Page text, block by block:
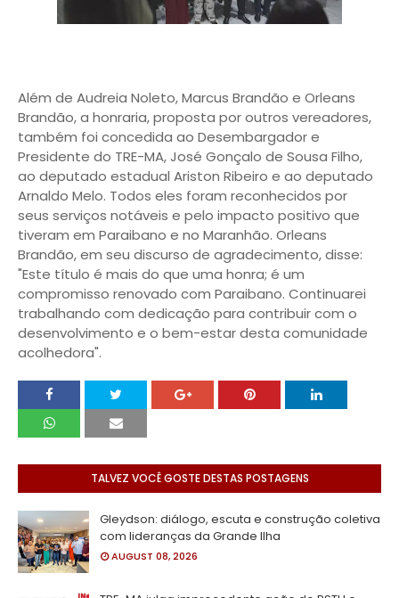
Além de Audreia Noleto, Marcus Brandão e Orleans
Brandão, a honraria, proposta por outros vereadores,
também foi concedida ao Desembargador e
Presidente do TRE-MA, José Gonçalo de Sousa Filho,
ao deputado estadual Ariston Ribeiro e ao deputado
Arnaldo Melo. Todos eles foram reconhecidos por
seus serviços notáveis e pelo impacto positivo que
tiveram em Paraibano e no Maranhão. Orleans
Brandão, em seu discurso de agradecimento, disse:
"Este título é mais do que uma honra; é um
compromisso renovado com Paraibano. Continuarei
trabalhando com dedicação para contribuir com o
desenvolvimento e o bem-estar desta comunidade
acolhedora".
TALVEZ VOCÊ GOSTE DESTAS POSTAGENS
Gleydson: diálogo, escuta e construção coletiva
com lideranças da Grande Ilha
AUGUST 08, 2026